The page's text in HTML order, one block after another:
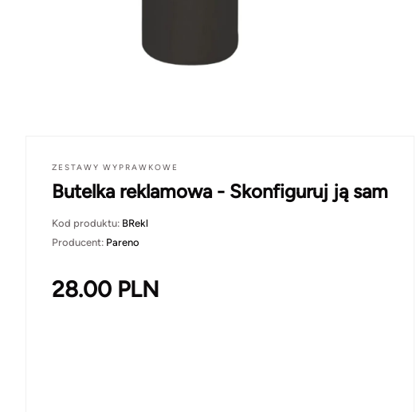
ZESTAWY WYPRAWKOWE
Butelka reklamowa - Skonfiguruj ją sam
Kod produktu: BRekl
Producent: Pareno
28.00 PLN